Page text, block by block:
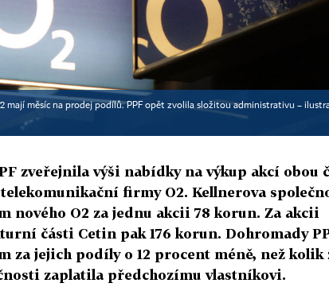
mají měsíc na prodej podílů. PPF opět zvolila složitou administrativu –
zveřejnila výši nabídky na výkup akcí obou
firmy O2. Kellnerova
nového O2 za jednu akcii 78 korun. Za akcii
části Cetin pak 176 korun. Dohromady
za jejich podíly o 12 procent méně, než kolik
zaplatila předchozímu vlastníkovi.